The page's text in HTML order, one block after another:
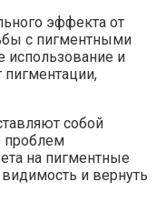
эффекта от
с пигментными
использование и
пигментации,
собой
проблем
на пигментные
и вернуть